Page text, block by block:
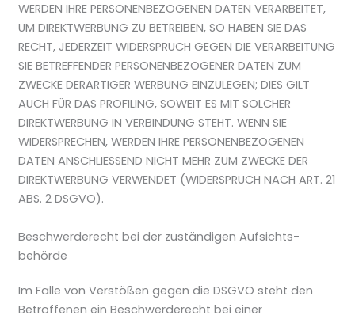
WERDEN IHRE PERSONENBEZOGENEN DATEN VERARBEITET,
UM DIREKTWERBUNG ZU BETREIBEN, SO HABEN SIE DAS
RECHT, JEDERZEIT WIDERSPRUCH GEGEN DIE VERARBEITUNG
SIE BETREFFENDER PERSONENBEZOGENER DATEN ZUM
ZWECKE DERARTIGER WERBUNG EINZULEGEN; DIES GILT
AUCH FÜR DAS PROFILING, SOWEIT ES MIT SOLCHER
DIREKTWERBUNG IN VERBINDUNG STEHT. WENN SIE
WIDERSPRECHEN, WERDEN IHRE PERSONENBEZOGENEN
DATEN ANSCHLIESSEND NICHT MEHR ZUM ZWECKE DER
DIREKTWERBUNG VERWENDET (WIDERSPRUCH NACH ART. 21
ABS. 2 DSGVO).
Beschwerde­recht bei der zuständigen Aufsichts­
behörde
Im Falle von Verstößen gegen die DSGVO steht den
Betroffenen ein Beschwerderecht bei einer